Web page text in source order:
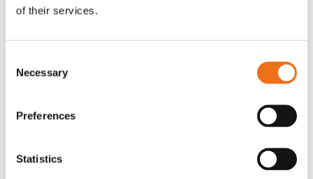
of their services.
Selection
Necessary
Preferences
Statistics